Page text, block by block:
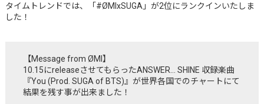
タイムトレンドでは、「#ØMIxSUGA」が2位にランクインいたしま
した！
【Message from ØMI】
10.15にreleaseさせてもらったANSWER… SHINE 収録楽曲
『You (Prod. SUGA of BTS)』が世界各国でのチャートにて
結果を残す事が出来ました！